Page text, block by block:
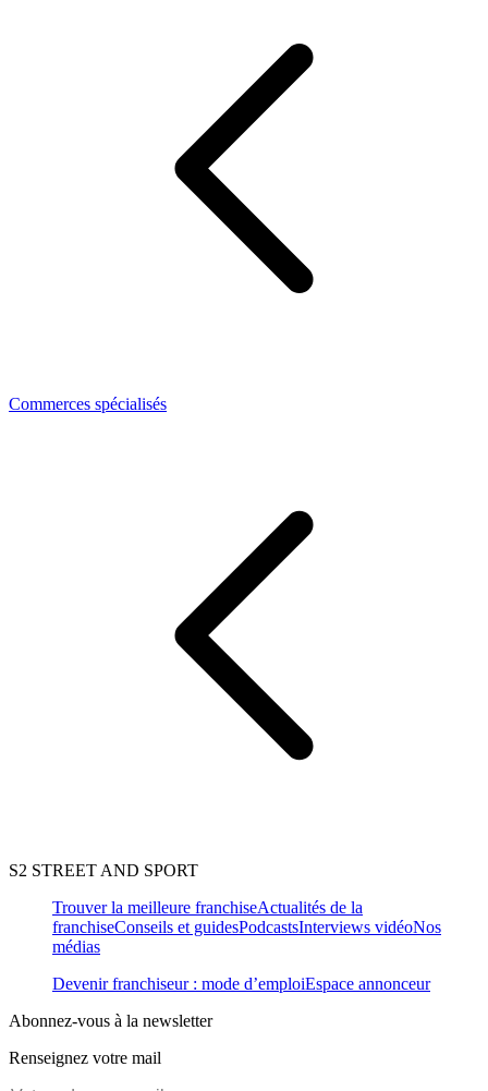
Commerces spécialisés
S2 STREET AND SPORT
Trouver la meilleure franchiseActualités de la
franchiseConseils et guidesPodcastsInterviews vidéoNos
médias
Devenir franchiseur : mode d’emploiEspace annonceur
Abonnez-vous à la newsletter
Renseignez votre mail